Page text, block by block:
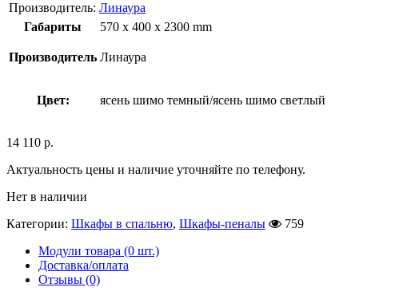
Производитель: Линаура
Габариты
570 x 400 x 2300 mm
Производитель Линаура
Цвет: ясень шимо темный/ясень шимо светлый
14 110 р.
Актуальность цены и наличие уточняйте по телефону.
Нет в наличии
Категории: Шкафы в спальню, Шкафы-пеналы
759
Модули товара (0 шт.)
Доставка/оплата
Отзывы (0)